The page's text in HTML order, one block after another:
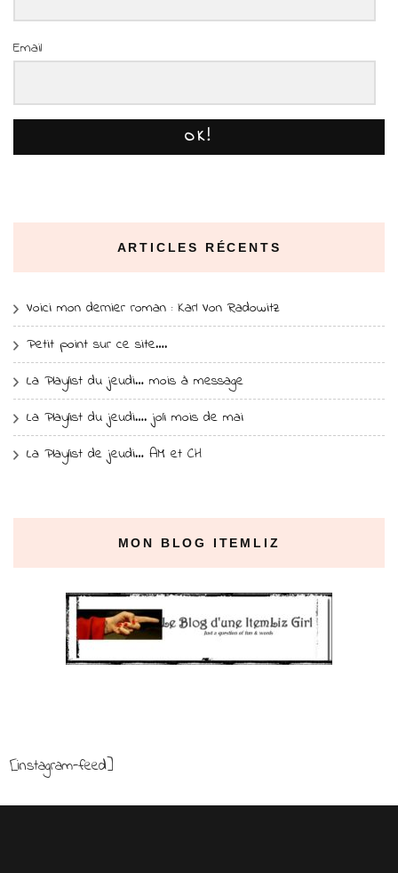
Email
OK!
ARTICLES RÉCENTS
Voici mon dernier roman : Karl Von Radowitz
Petit point sur ce site….
La Playlist du jeudi… mois à message
La Playlist du jeudi…. joli mois de mai
La Playlist de jeudi… AM et CH
MON BLOG ITEMLIZ
[instagram-feed]